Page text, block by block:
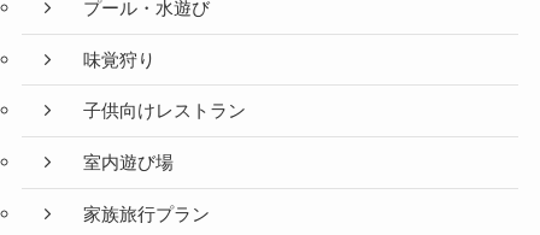
プール・水遊び
味覚狩り
子供向けレストラン
室内遊び場
家族旅行プラン